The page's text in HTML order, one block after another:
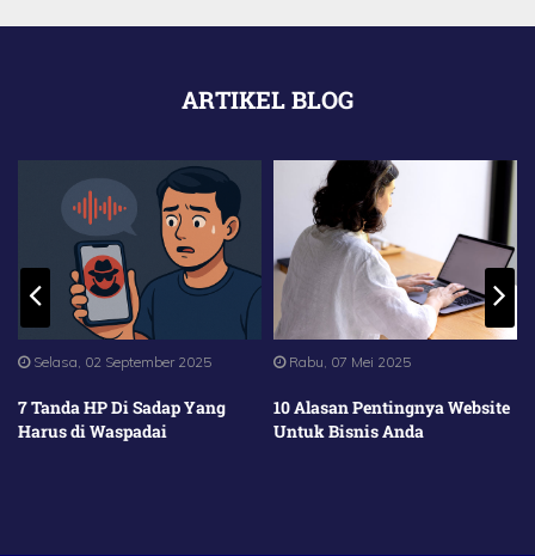
ARTIKEL BLOG
Rabu, 07 Mei 2025
10 Alasan Pentingnya Website
Untuk Bisnis Anda
Jumat, 28 Maret 2025
Inilah 9 Rekomendasi Aplikasi
Mudik Lebaran Yang